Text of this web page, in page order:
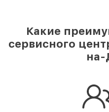
Какие
сервисного
на-